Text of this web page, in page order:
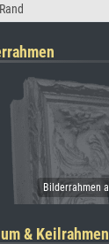
& Keilrahmen